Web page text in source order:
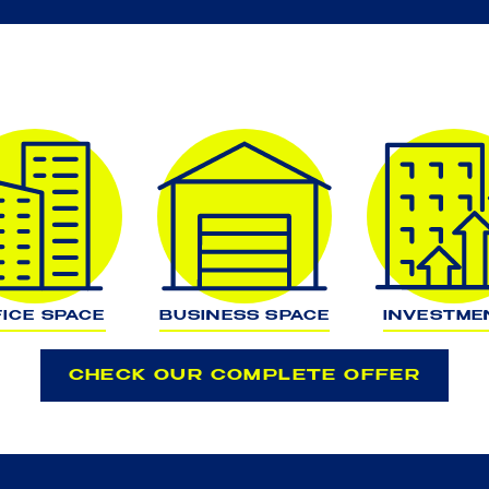
SPACE BUSINESS SPACE
CHECK OUR COMPLETE OFFER